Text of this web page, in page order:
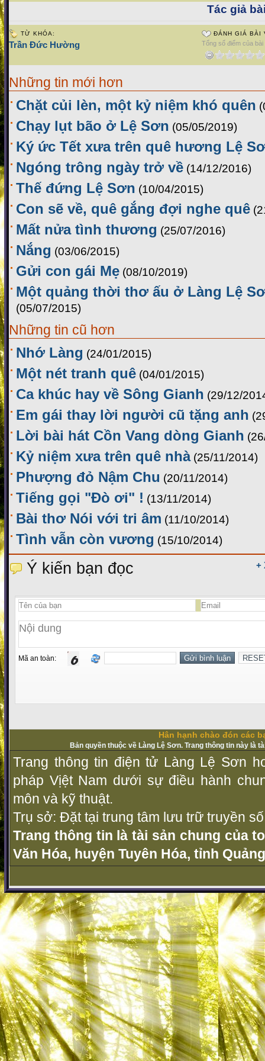
Tác giả
TỪ KHÓA:
Trần Đức Hường
ĐÁNH GIÁ BÀI
Tổng số điểm của
Những tin mới hơn
Chặt củi lèn, một kỷ niệm khó quên
Chạy lụt bão ở Lệ Sơn (05/05/2019)
Ký ức Tết xưa trên quê hương Lệ
Ngóng trông ngày trở về (14/12/2016)
Thế đứng Lệ Sơn (10/04/2015)
Con sẽ về, quê gắng đợi nghe quê
Mất nửa tình thương (25/07/2016)
Nắng (03/06/2015)
Gửi con gái Mẹ (08/10/2019)
Một quảng thời thơ ấu ở Làng Lệ
(05/07/2015)
Những tin cũ hơn
Nhớ Làng (24/01/2015)
Một nét tranh quê (04/01/2015)
Ca khúc hay về Sông Gianh (29/12/
Em gái thay lời người cũ tặng anh
Lời bài hát Cồn Vang dòng Gianh
Kỷ niệm xưa trên quê nhà (25/11/2014)
Phượng đỏ Nậm Chu (20/11/2014)
Tiếng gọi "Đò ơi" ! (13/11/2014)
Bài thơ Nói với tri âm (11/10/2014)
Tình vẫn còn vương (15/10/2014)
+
Ý kiến bạn đọc
Mã an toàn:
Hân hạnh chào đón các
Bản quyền thuộc về Làng Lệ Sơn. Trang thông tin này là
Trang thông tin điện tử Làng Lệ Sơn
pháp Vịệt Nam dưới sự điều hành
môn và kỹ thuật.
Trụ sở: Đặt tại trung tâm lưu trữ truyền
Trang thông tin là tài sản chung của
Văn Hóa, huyện Tuyên Hóa, tỉnh